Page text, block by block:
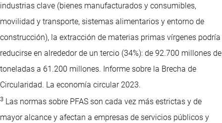
industrias clave (bienes manufacturados y consumibles,
movilidad y transporte, sistemas alimentarios y entorno de
construcción), la extracción de materias primas vírgenes podría
reducirse en alrededor de un tercio (34%): de 92.700 millones de
toneladas a 61.200 millones. Informe sobre la Brecha de
Circularidad. La economía circular 2023.
3 Las normas sobre PFAS son cada vez más estrictas y de
mayor alcance y afectan a empresas de servicios públicos y